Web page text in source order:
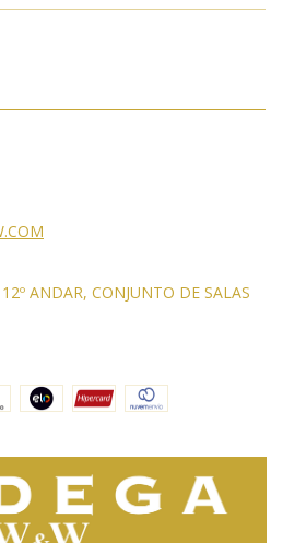
ANDAR, CONJUNTO DE SALAS